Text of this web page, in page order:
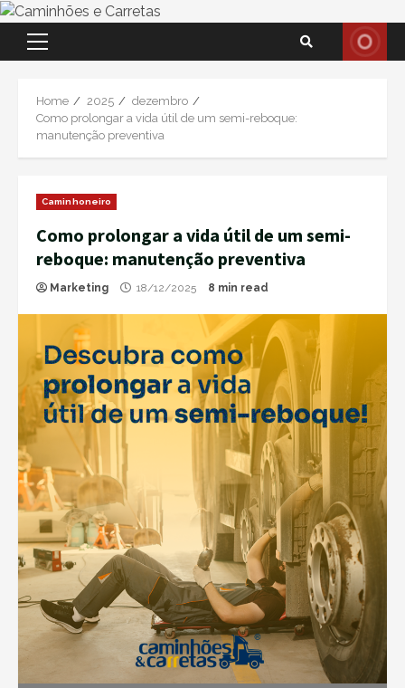
Primary
Home 2025
dezembro
Como prolongar a vida útil de um semi-reboque:
manutenção preventiva
Caminhoneiro
Como prolongar a vida útil de um semi-
reboque: manutenção preventiva
Marketing 18/12/2025 8 min read